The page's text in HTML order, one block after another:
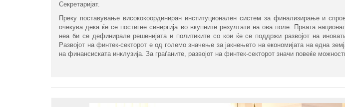
Секретаријат.
Преку поставување висококоординиран институционален систем за финализирање и
очекува дека ќе се постигне синергија во вкупните резултати на ова поле. Првата
неа би се дефинирале решенијата и политиките со кои ќе се поддржи развојот на
Развојот на финтек-секторот е од големо значење за јакнењето на економијата на една
на финансиската инклузија. За граѓаните, развојот на финтек-секторот значи повеќе